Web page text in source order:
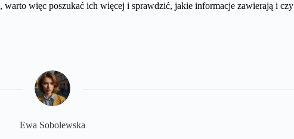
, warto więc poszukać ich więcej i sprawdzić, jakie informacje zawierają i czy
Ewa Sobolewska